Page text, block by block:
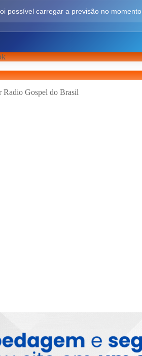
possível carregar a previsão no momento.
Radio Gospel do Brasil